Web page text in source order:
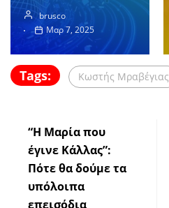
brusco
Μαρ 7, 2025
Tags: Κωστής Μραβέγιας
“Η Μαρία που
έγινε Κάλλας”:
Πότε θα δούμε τα
υπόλοιπα
επεισόδια